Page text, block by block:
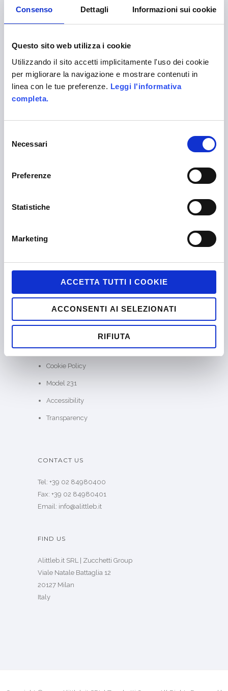
Consenso Dettagli Informazioni sui cookie
Questo sito web utilizza i cookie
Utilizzando il sito accetti implicitamente l'uso dei cookie
per migliorare la navigazione e mostrare contenuti in
linea con le tue preferenze. Leggi l'informativa
completa.
delNecessari
Preferenze
Statistiche
Marketing
ACCETTA TUTTI I COOKIE
ACCONSENTI AI SELEZIONATI
RIFIUTA
Company certified EN ISO 9001:2015 by
CERTIQUALITY
SITE MAP
About us
SKILLATO®
Case Studies
Our Thinking
Contact
Privacy Policy
Cookie Policy
Model 231
Accessibility
Transparency
CONTACT US
Tel: +39 02 84980400
Fax: +39 02 84980401
Email: info@alittleb.it
FIND US
Alittleb.it SRL | Zucchetti Group
Viale Natale Battaglia 12
20127 Milan
Italy